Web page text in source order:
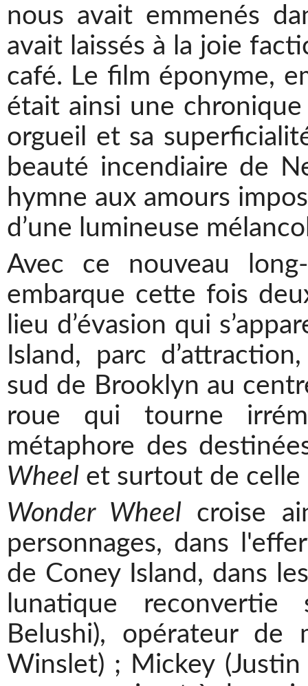
nous avait emmenés
avait laissés à la joie
café. Le film éponyme,
était ainsi une
orgueil et sa
beauté incendiaire de
hymne aux amours
d’une lumineuse
Avec ce nouveau
embarque cette fois
lieu d’évasion qui
Island, parc
sud de Brooklyn au
roue qui tourne
métaphore des
Wheel et surtout de celle
Wonder Wheel croise
personnages, dans
de Coney Island, dans
lunatique
Belushi), opérateur de
Winslet) ; Mickey